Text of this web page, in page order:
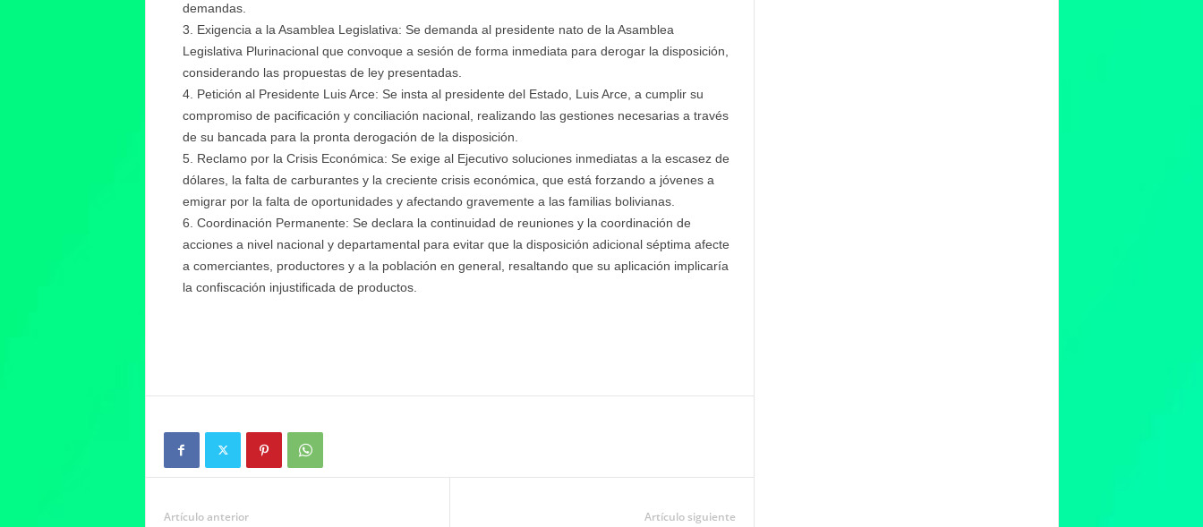
demandas.
Exigencia a la Asamblea Legislativa: Se demanda al presidente nato de la Asamblea
Legislativa Plurinacional que convoque a sesión de forma inmediata para derogar la disposición,
considerando las propuestas de ley presentadas.
Petición al Presidente Luis Arce: Se insta al presidente del Estado, Luis Arce, a cumplir su
compromiso de pacificación y conciliación nacional, realizando las gestiones necesarias a través
de su bancada para la pronta derogación de la disposición.
Reclamo por la Crisis Económica: Se exige al Ejecutivo soluciones inmediatas a la escasez de
dólares, la falta de carburantes y la creciente crisis económica, que está forzando a jóvenes a
emigrar por la falta de oportunidades y afectando gravemente a las familias bolivianas.
Coordinación Permanente: Se declara la continuidad de reuniones y la coordinación de
acciones a nivel nacional y departamental para evitar que la disposición adicional séptima afecte
a comerciantes, productores y a la población en general, resaltando que su aplicación implicaría
la confiscación injustificada de productos.
Artículo anterior Artículo siguiente